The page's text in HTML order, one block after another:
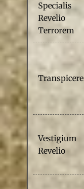
Specialis
Revelio
Terrorem
Transpicere
Vestigium
Revelio